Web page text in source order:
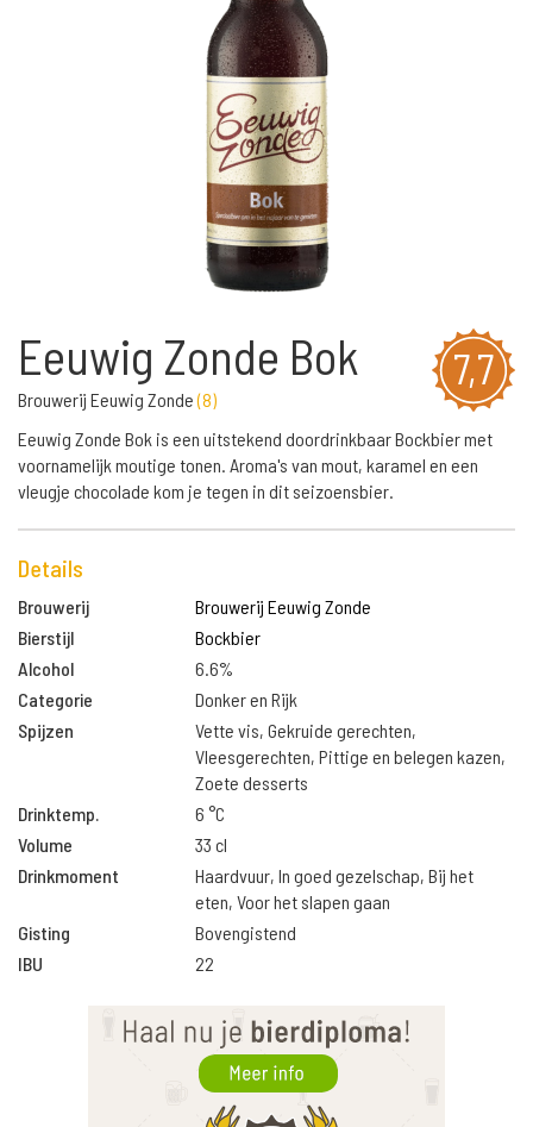
7,7
Eeuwig Zonde Bok
Brouwerij Eeuwig Zonde(8)
Eeuwig Zonde Bok is een uitstekend doordrinkbaar Bockbier met
voornamelijk moutige tonen. Aroma's van mout, karamel en een
vleugje chocolade kom je tegen in dit seizoensbier.
Details
Brouwerij
Brouwerij Eeuwig Zonde
Bierstijl
Bockbier
Alcohol
6.6%
Categorie
Donker en Rijk
Spijzen
Vette vis, Gekruide gerechten,
Vleesgerechten, Pittige en belegen kazen,
Zoete desserts
Drinktemp.
6 °C
Volume
33 cl
Drinkmoment
Haardvuur, In goed gezelschap, Bij het
eten, Voor het slapen gaan
Gisting
Bovengistend
IBU
22